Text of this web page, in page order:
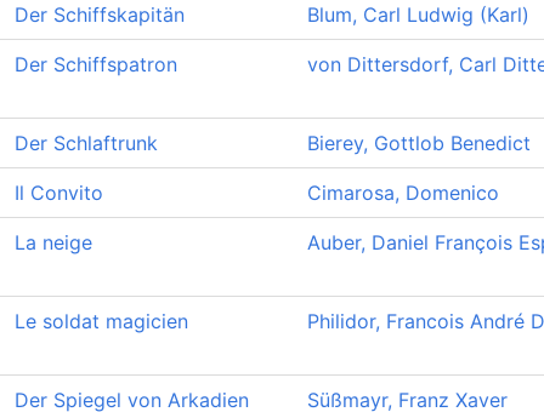
Der Schiffskapitän Blum, Carl Ludwig (Karl)
Der Schiffspatron von Dittersdorf, Carl
Der Schlaftrunk Bierey, Gottlob Benedict
Il Convito Cimarosa, Domenico
La neige Auber, Daniel François
Le soldat magicien Philidor, Francois André
Der Spiegel von Arkadien Süßmayr, Franz Xaver